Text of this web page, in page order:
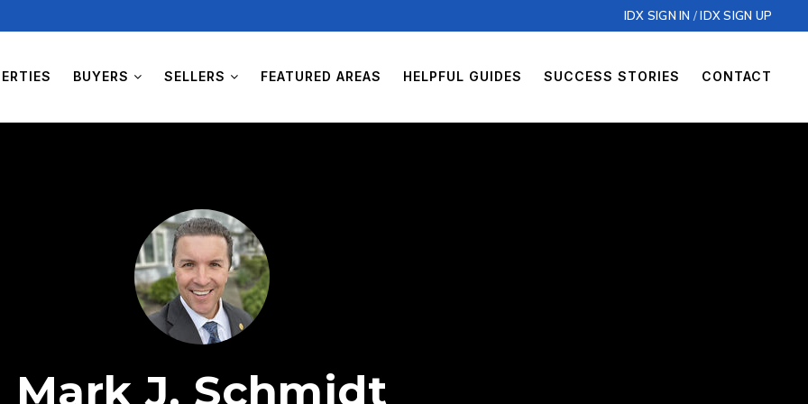
IDX SIGN IN /IDX SIGN UP
BUYERS SELLERS FEATURED AREAS HELPFUL GUIDES SUCCESS STORIES CONTACT
Mark J. Schmidt